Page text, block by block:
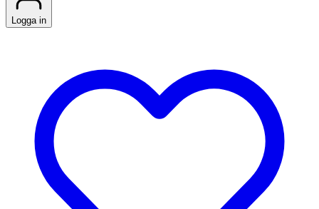
Logga in